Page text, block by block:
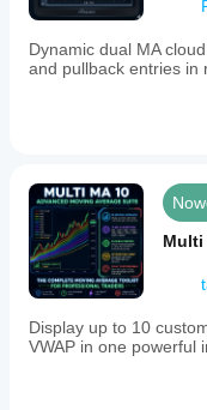
Dynamic dual MA
and pullback entries in
Multi
Display up to 10
VWAP in one powerful